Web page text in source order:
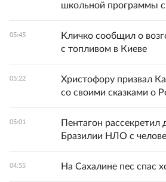
школьной программы с
05:45
Кличко сообщил о
с топливом в Киеве
05:22
Христофору призвал
со своими сказками о
05:01
Пентагон рассекретил
Бразилии НЛО с
04:55 На Сахалине пес спас